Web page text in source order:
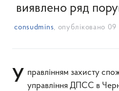
виявлено ряд
consudmins, опубліковано 09
Управлінням захисту споживачів Головного управління ДПСС в